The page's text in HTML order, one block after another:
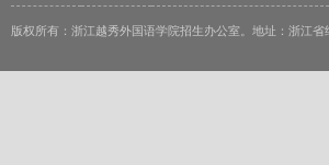
版权所有：浙江越秀外国语学院招生办公室。地址：浙江